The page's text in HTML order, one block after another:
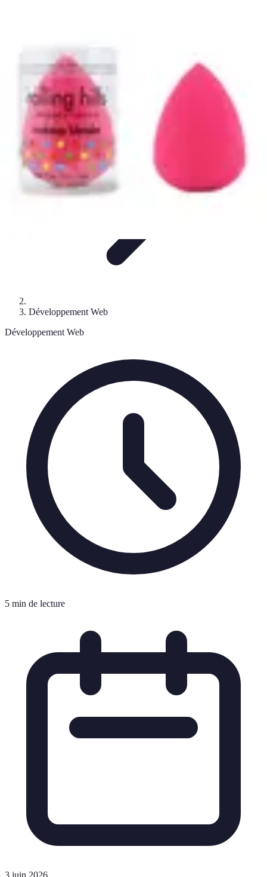
Tutoriel Programmation
Développement Web
Développement Web
5 min de lecture
3 juin 2026